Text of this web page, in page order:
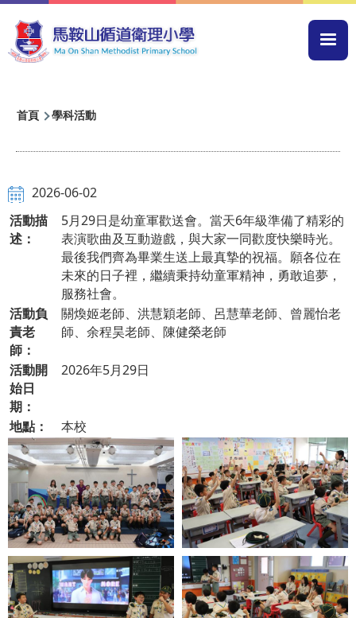
移至主內容
導
連
結
首頁 學科活動
2026-06-02
活動描
述：
5月29日是幼童軍歡送會。當天6年級準備了精彩的
表演歌曲及互動遊戲，與大家一同歡度快樂時光。
最後我們齊為畢業生送上最真摯的祝福。願各位在
未來的日子裡，繼續秉持幼童軍精神，勇敢追夢，
服務社會。
活動負
責老
師：
關煥姬老師、洪慧穎老師、呂慧華老師、曾麗怡老
師、余程昊老師、陳健榮老師
活動開
始日
期：
2026年5月29日
地點： 本校